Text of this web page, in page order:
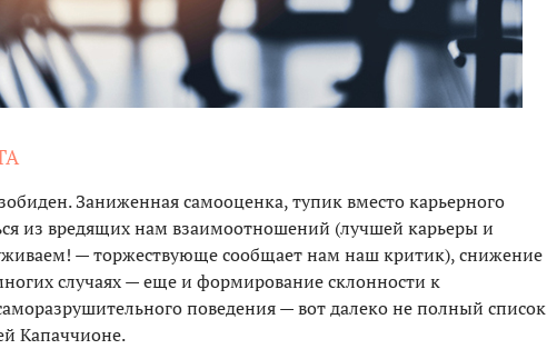
Заниженная самооценка, тупик вместо карьерного
из вредящих нам взаимоотношений (лучшей карьеры и
— торжествующе сообщает нам наш критик), снижение
случаях — еще и формирование склонности к
поведения — вот далеко не полный список
Капаччионе.